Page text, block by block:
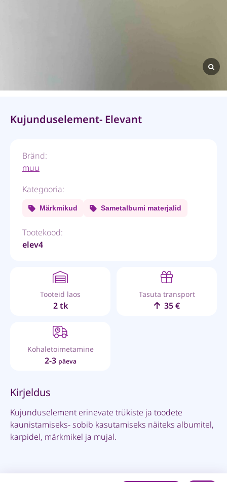
Kujunduselement- Elevant
Bränd:
muu
Kategooria:
Märkmikud Sametalbumi materjalid
Tootekood:
elev4
Tooteid laos
2 tk
Tasuta transport
35 €
Kohaletoimetamine
2-3 päeva
Kirjeldus
Kujunduselement erinevate trükiste ja toodete
kaunistamiseks- sobib kasutamiseks näiteks albumitel,
karpidel, märkmikel ja mujal.